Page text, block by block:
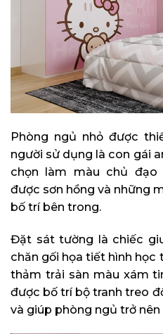
Phòng ngủ nhỏ được
người sử dụng là con gái
chọn làm màu chủ đạo
được sơn hồng và những
bố trí bên trong.
Đặt sát tường là chiếc
chăn gối họa tiết hình học
thảm trải sàn màu xám
được bố trí bộ tranh treo
và giúp phòng ngủ trở nên